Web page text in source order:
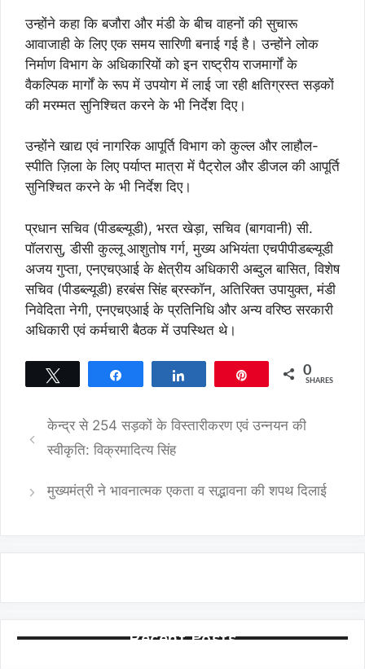
उन्होंने कहा कि बजौरा और मंडी के बीच वाहनों की सुचारू
आवाजाही के लिए एक समय सारिणी बनाई गई है। उन्होंने लोक
निर्माण विभाग के अधिकारियों को इन राष्ट्रीय राजमार्गों के
वैकल्पिक मार्गों के रूप में उपयोग में लाई जा रही क्षतिग्रस्त सड़कों
की मरम्मत सुनिश्चित करने के भी निर्देश दिए।
उन्होंने खाद्य एवं नागरिक आपूर्ति विभाग को कुल्ल और लाहौल-
स्पीति ज़िला के लिए पर्याप्त मात्रा में पैट्रोल और डीजल की आपूर्ति
सुनिश्चित करने के भी निर्देश दिए।
प्रधान सचिव (पीडब्ल्यूडी), भरत खेड़ा, सचिव (बागवानी) सी.
पॉलरासु, डीसी कुल्लू आशुतोष गर्ग, मुख्य अभियंता एचपीपीडब्ल्यूडी
अजय गुप्ता, एनएचएआई के क्षेत्रीय अधिकारी अब्दुल बासित, विशेष
सचिव (पीडब्ल्यूडी) हरबंस सिंह ब्रस्कॉन, अतिरिक्त उपायुक्त, मंडी
निवेदिता नेगी, एनएचएआई के प्रतिनिधि और अन्य वरिष्ठ सरकारी
अधिकारी एवं कर्मचारी बैठक में उपस्थित थे।
0
SHARES
केन्द्र से 254 सड़कों के विस्तारीकरण एवं उन्नयन की
स्वीकृति: विक्रमादित्य सिंह
मुख्यमंत्री ने भावनात्मक एकता व सद्भावना की शपथ दिलाई
Recent Posts